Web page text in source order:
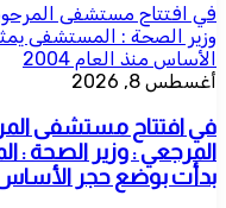
في افتتاح مستشفى
وزير الصحة : المستشفى
الأساس منذ العام 2004
أغسطس 8, 2026
في افتتاح مستشفى
المرجعي : وزير الصحة
بدأت بوضع حجر الأساس